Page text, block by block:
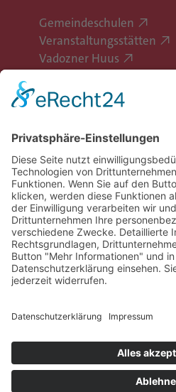
Gemeindeschulen
Veranstaltungsstätten
Vadozner Huus
Chatbot-Nutzungsbedingungen